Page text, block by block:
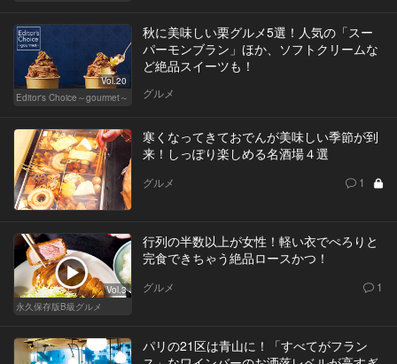
Vol.20
Editor's Choice～gourmet～
秋に美味しい栗グルメ5選！人気の「スー
パーモンブラン」ほか、ソフトクリームな
ど絶品スイーツも！
グルメ
寒くなってきておでんが美味しい季節が到
来！しっぽり楽しめる名酒場４選
グルメ 1
Vol.3
永久保存版B級グルメ
行列の半数以上が女性！軽い衣でぺろりと
完食できちゃう絶品ロースかつ！
グルメ 1
パリの21区は青山に！「すべてがフラン